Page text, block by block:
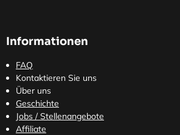
Informationen
FAQ
Kontaktieren Sie uns
Über uns
Geschichte
Jobs / Stellenangebote
Affiliate